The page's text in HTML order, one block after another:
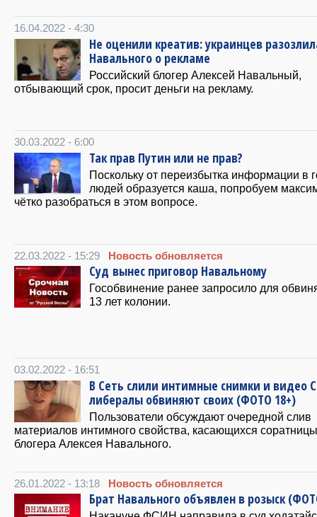
16.04.2022 - 4:30
Не оценили креатив: украинцев
Навального о рекламе
Российский блогер Алексей Навальный,
отбывающий срок, просит деньги на рекламу.
30.03.2022 - 6:00
Так прав Путин или не прав?
Поскольку от переизбытка информации в
людей образуется каша, попробуем
чётко разобраться в этом вопросе.
22.03.2022 - 15:29 Новость обновляется
Суд вынес приговор Навальному
Гособвинение ранее запросило для
13 лет колонии.
03.02.2022 - 16:51
В Сеть слили интимные снимки и видео
либералы обвиняют своих (ФОТО 18+)
Пользователи обсуждают очередной слив
материалов интимного свойства, касающихся соратницы
блогера Алексея Навального.
26.01.2022 - 13:18 Новость обновляется
Брат Навального объявлен в розыск